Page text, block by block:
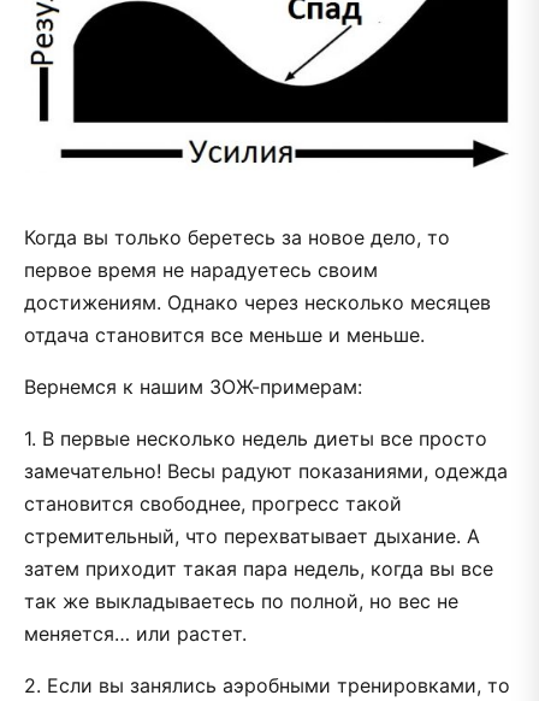
Когда вы только беретесь за новое дело, то
первое время не нарадуетесь своим
достижениям. Однако через несколько месяцев
отдача становится все меньше и меньше.
Вернемся к нашим ЗОЖ-примерам:
1. В первые несколько недель диеты все просто
замечательно! Весы радуют показаниями, одежда
становится свободнее, прогресс такой
стремительный, что перехватывает дыхание. А
затем приходит такая пара недель, когда вы все
так же выкладываетесь по полной, но вес не
меняется… или растет.
2. Если вы занялись аэробными тренировками, то